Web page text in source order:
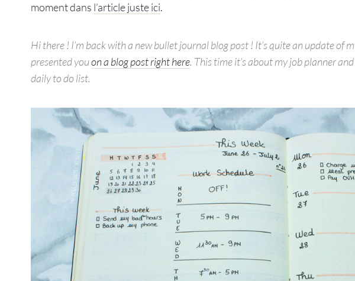
moment dans l’article juste ici.
Hi there ! I’m back with a new bullet journal blog post ! It’s quite an update of
presented youon a blog post right here. This time it’s about my job planner
daily to do list.